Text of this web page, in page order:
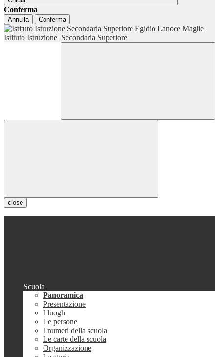
Conferma
Annulla Conferma
Istituto Istruzione Secondaria Superiore
close
Scuola
Panoramica
Presentazione
I luoghi
Le persone
I numeri della scuola
Le carte della scuola
Organizzazione